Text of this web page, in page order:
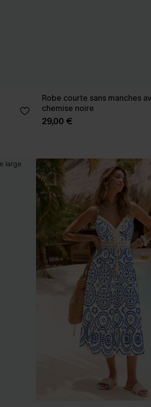
Robe courte sans manches
chemise noire
29,00 €